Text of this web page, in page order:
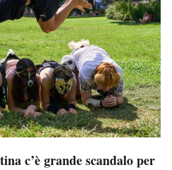
c’è grande scandalo per